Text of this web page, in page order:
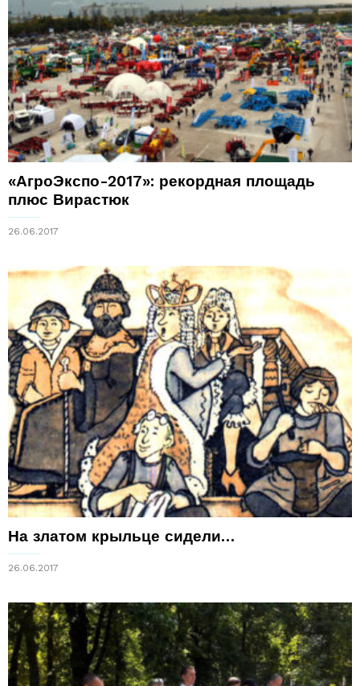
«АгроЭкспо-2017»: рекордная площадь
плюс Вирастюк
26.06.2017
На златом крыльце сидели…
26.06.2017